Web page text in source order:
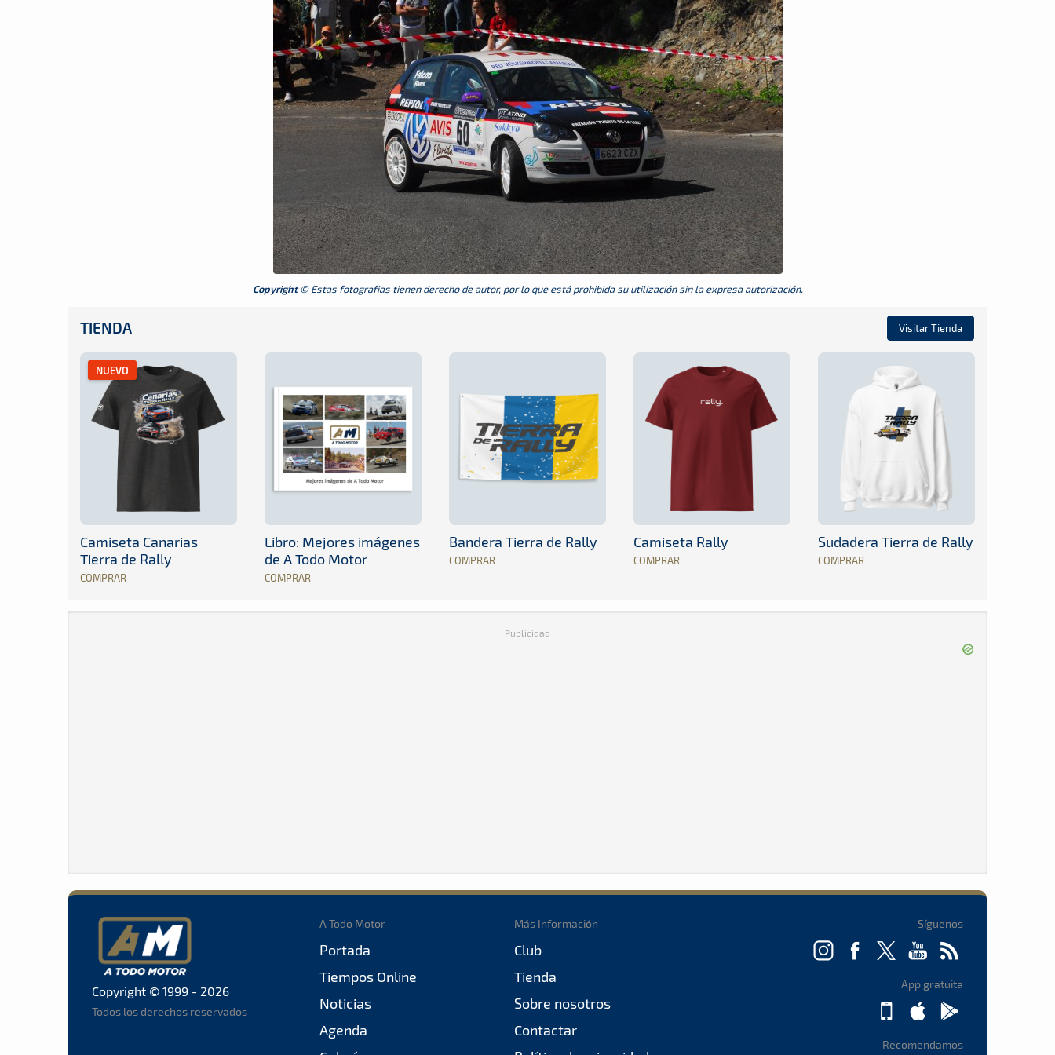
Copyright© Estas fotografias tienen derecho de autor, por lo que está prohibida su utilización sin la expresa autorización.
TIENDA Visitar Tienda
NUEVO
Camiseta Canarias
Tierra de Rally
COMPRAR
Libro: Mejores imágenes
de A Todo Motor
COMPRAR
Bandera Tierra de Rally
COMPRAR
Camiseta Rally
COMPRAR
Sudadera Tierra de Rally
COMPRAR
Publicidad
Copyright © 1999 - 2026
Todos los derechos reservados
A Todo Motor
Portada
Tiempos Online
Noticias
Agenda
Más Información
Club
Tienda
Sobre nosotros
Contactar
Síguenos
App gratuita
Recomendamos